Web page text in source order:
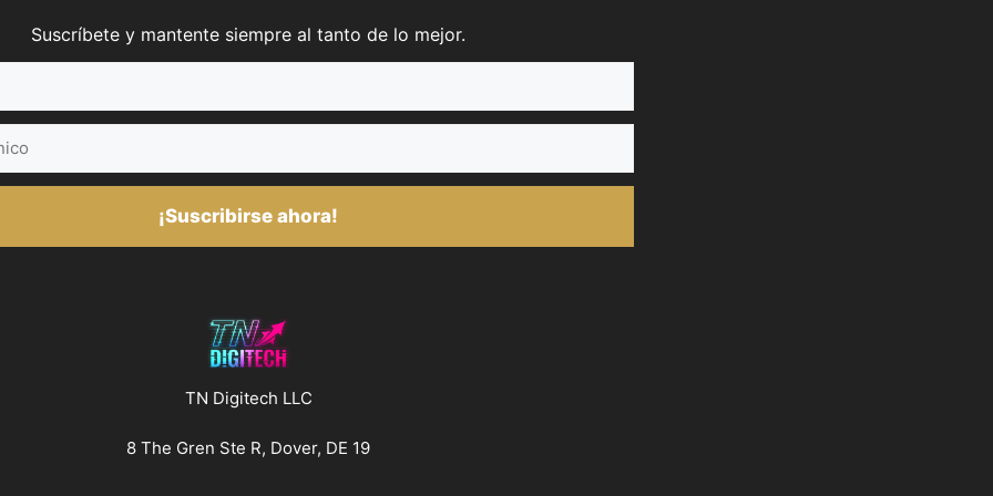
Suscríbete y mantente siempre al tanto de lo mejor.
¡Suscribirse ahora!
TN Digitech LLC
8 The Gren Ste R, Dover, DE 19